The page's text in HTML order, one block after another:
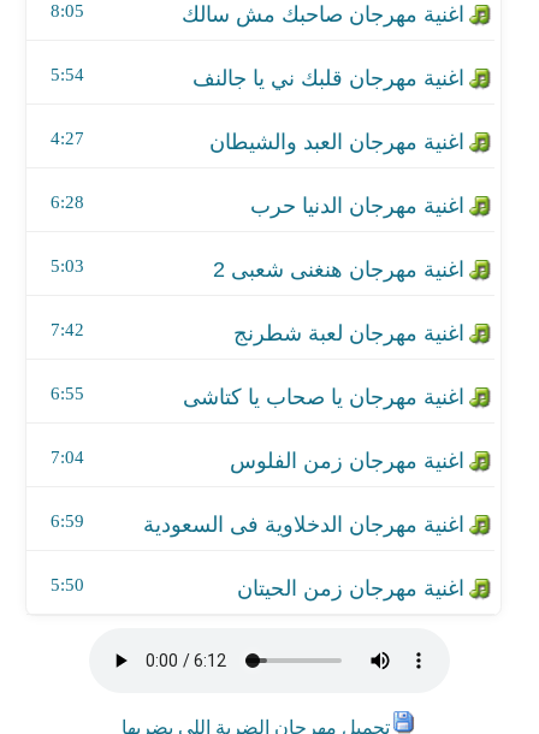
8:05
5:54
4:27
6:28
5:03
7:42
اغنية مهرجان يا صحاب يا كتاشى
6:55
اغنية مهرجان زمن الفلوس
7:04
اغنية مهرجان الدخلاوية فى السعودية
6:59
5:50
تحميل مهرجان الضربة اللي بضربها